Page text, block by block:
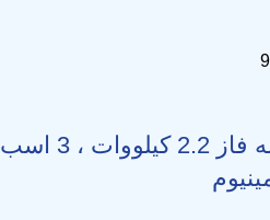
الکتروموتور موتوژن سه فاز 2.2 کیلووات ، 3 اسب